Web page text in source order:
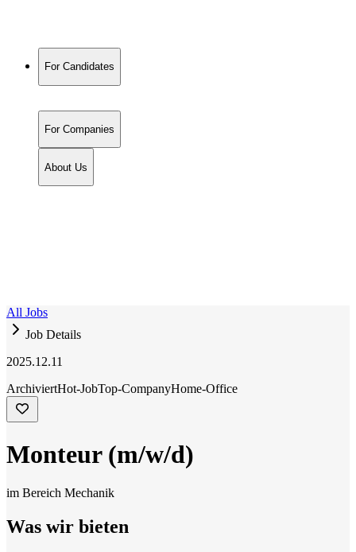
For Candidates
For Companies
About Us
All Jobs
Job Details
2025.12.11
ArchiviertHot-JobTop-CompanyHome-Office
Monteur (m/w/d)
im Bereich Mechanik
Was wir bieten